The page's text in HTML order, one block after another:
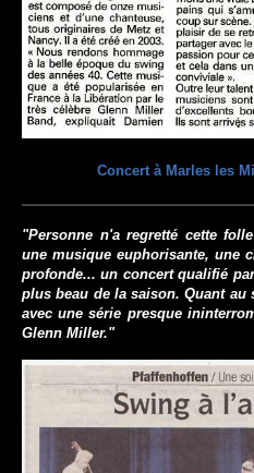
Concert à Marles les
"Personne n'a regretté cette
une musique euphorisante, une
profonde... un concert qualifié
plus beau de la saison. Quant au
avec une série presque
Glenn Miller."